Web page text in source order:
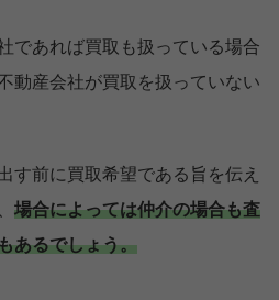
であれば買取も扱っている場合
動産会社が買取を扱っていない
す前に買取希望である旨を伝え
場合によっては仲介の場合も査
あるでしょう。